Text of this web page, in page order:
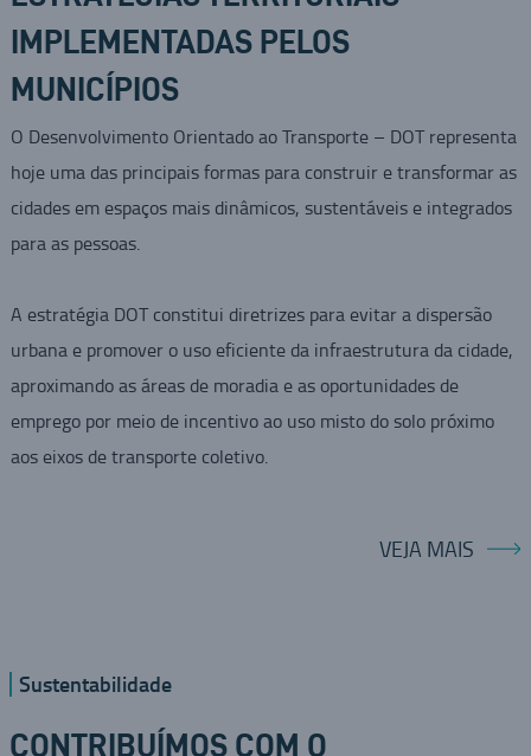
IMPLEMENTADAS PELOS
MUNICÍPIOS
O Desenvolvimento Orientado ao Transporte – DOT representa
hoje uma das principais formas para construir e transformar as
cidades em espaços mais dinâmicos, sustentáveis e integrados
para as pessoas.
A estratégia DOT constitui diretrizes para evitar a dispersão
urbana e promover o uso eficiente da infraestrutura da cidade,
aproximando as áreas de moradia e as oportunidades de
emprego por meio de incentivo ao uso misto do solo próximo
aos eixos de transporte coletivo.
VEJA MAIS
Sustentabilidade
CONTRIBUÍMOS COM O